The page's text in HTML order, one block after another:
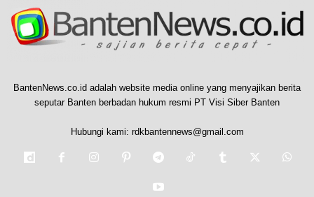
BantenNews.co.id adalah website media online yang menyajikan berita
seputar Banten berbadan hukum resmi PT Visi Siber Banten
Hubungi kami: rdkbantennews@gmail.com